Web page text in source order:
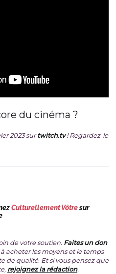
du cinéma ?
2023 surtwitch.tv ! Regardez-le
Culturellement Vôtresur
de votre soutien. Faites un don
acheter les moyens et le temps
de qualité. Et si vous pensez que
rejoignez la rédaction.